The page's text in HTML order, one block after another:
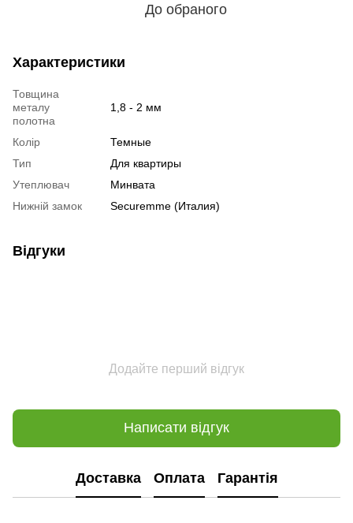
До обраного
Характеристики
Товщина
металу
полотна
1,8 - 2 мм
Колір
Темные
Тип
Для квартиры
Утеплювач
Минвата
Нижній замок
Securemme (Италия)
Відгуки
Додайте перший відгук
Написати відгук
Доставка Оплата Гарантія